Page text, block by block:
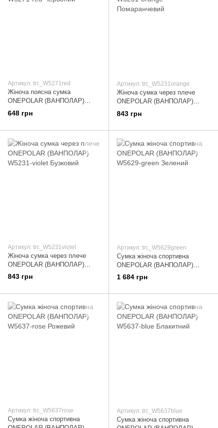
Артикул: trc_W5271red
Жіноча поясна сумка
ONEPOLAR (ВАНПОЛАР)
W5271-red Червоний
648 грн
Артикул: trc_W5231orange
Жіноча сумка через плече
ONEPOLAR (ВАНПОЛАР)
W5231-orange Помаранчевий
843 грн
Артикул: trc_W5231violet
Жіноча сумка через плече
ONEPOLAR (ВАНПОЛАР)
W5231-violet Бузковий
843 грн
Артикул: trc_W5629green
Сумка жіноча спортивна
ONEPOLAR (ВАНПОЛАР)
W5629-green Зелений
1 684 грн
Артикул: trc_W5637rose
Сумка жіноча спортивна
Артикул: trc_W5637blue
Сумка жіноча спортивна